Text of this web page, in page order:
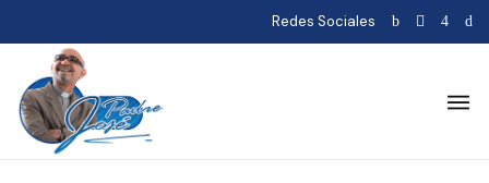
Redes Sociales